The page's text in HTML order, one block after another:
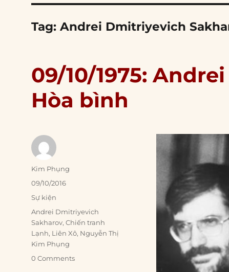
Tag:Andrei Dmitriyevich
09/10/1975:
Hòa bình
Author
Kim Phụng
Posted
09/10/2016
Categories
Sự kiện
Tags
Andrei Dmitriyevich
Sakharov,Chiến tranh
Lạnh, Liên Xô, Nguyễn Thị
Kim Phụng
0 Comments